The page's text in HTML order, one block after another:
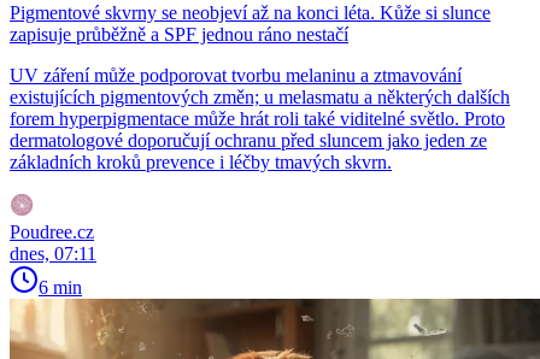
Pigmentové skvrny se neobjeví až na konci léta. Kůže si slunce
zapisuje průběžně a SPF jednou ráno nestačí
UV záření může podporovat tvorbu melaninu a ztmavování
existujících pigmentových změn; u melasmatu a některých dalších
forem hyperpigmentace může hrát roli také viditelné světlo. Proto
dermatologové doporučují ochranu před sluncem jako jeden ze
základních kroků prevence i léčby tmavých skvrn.
Poudree.cz
dnes, 07:11
6 min